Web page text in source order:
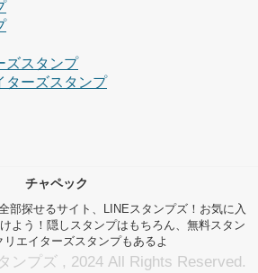
ズスタンプ
ターズスタンプ
チャペック
部探せるサイト、LINEスタンプズ！お気に入
よう！隠しスタンプはもちろん、無料スタン
リエイターズスタンプもあるよ
ンプズ , 2024 All Rights Reserved.